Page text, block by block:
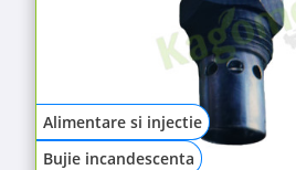
Alimentare si injectie
Bujie incandescenta